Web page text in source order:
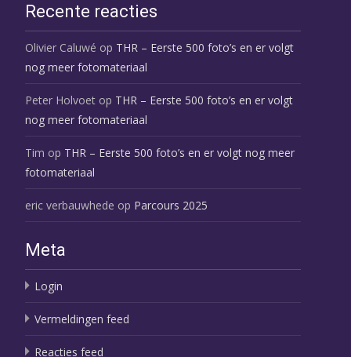
Recente reacties
Olivier Caluwé op THR – Eerste 500 foto’s en er volgt
nog meer fotomateriaal
Peter Holvoet op THR – Eerste 500 foto’s en er volgt
nog meer fotomateriaal
Tim op THR – Eerste 500 foto’s en er volgt nog meer
fotomateriaal
eric verbauwhede op Parcours 2025
Meta
Login
Vermeldingen feed
Reacties feed